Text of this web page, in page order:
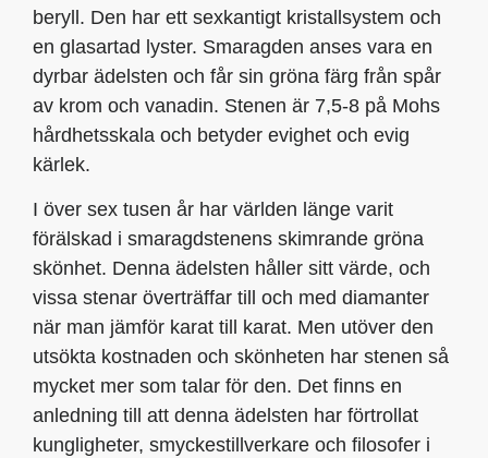
beryll. Den har ett sexkantigt kristallsystem och
en glasartad lyster. Smaragden anses vara en
dyrbar ädelsten och får sin gröna färg från spår
av krom och vanadin. Stenen är 7,5-8 på Mohs
hårdhetsskala och betyder evighet och evig
kärlek.
I över sex tusen år har världen länge varit
förälskad i smaragdstenens skimrande gröna
skönhet. Denna ädelsten håller sitt värde, och
vissa stenar överträffar till och med diamanter
när man jämför karat till karat. Men utöver den
utsökta kostnaden och skönheten har stenen så
mycket mer som talar för den. Det finns en
anledning till att denna ädelsten har förtrollat
kungligheter, smyckestillverkare och filosofer i